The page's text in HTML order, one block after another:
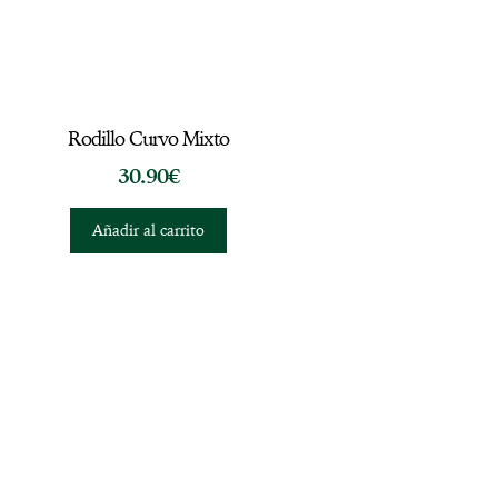
Rodillo Curvo Mixto
30.90€
Añadir al carrito